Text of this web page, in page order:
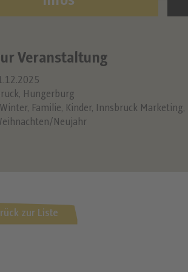
Veranstaltung
Hungerburg
Winter, Familie, Kinder, Innsbruck Marketing,
Neujahr
zur Liste